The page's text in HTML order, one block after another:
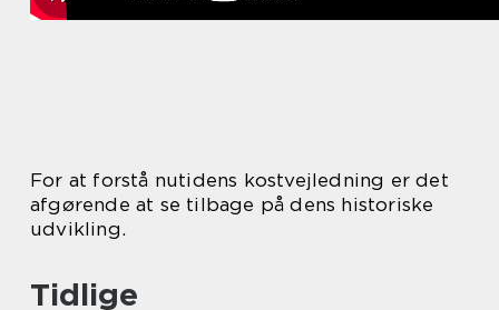
For at forstå nutidens kostvejledning er det
afgørende at se tilbage på dens historiske
udvikling.
Tidlige